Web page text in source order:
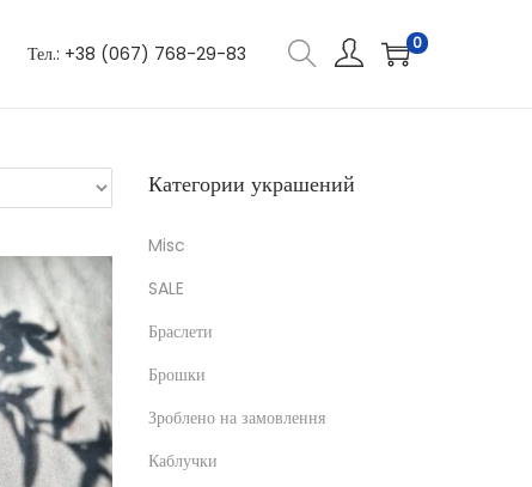
Тел.: +38 (067) 768-29-83 0
Категории украшений
Misc
SALE
Браслети
Брошки
Зроблено на замовлення
Каблучки